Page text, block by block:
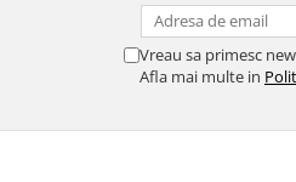
Vreau sa primesc
Afla mai multe in